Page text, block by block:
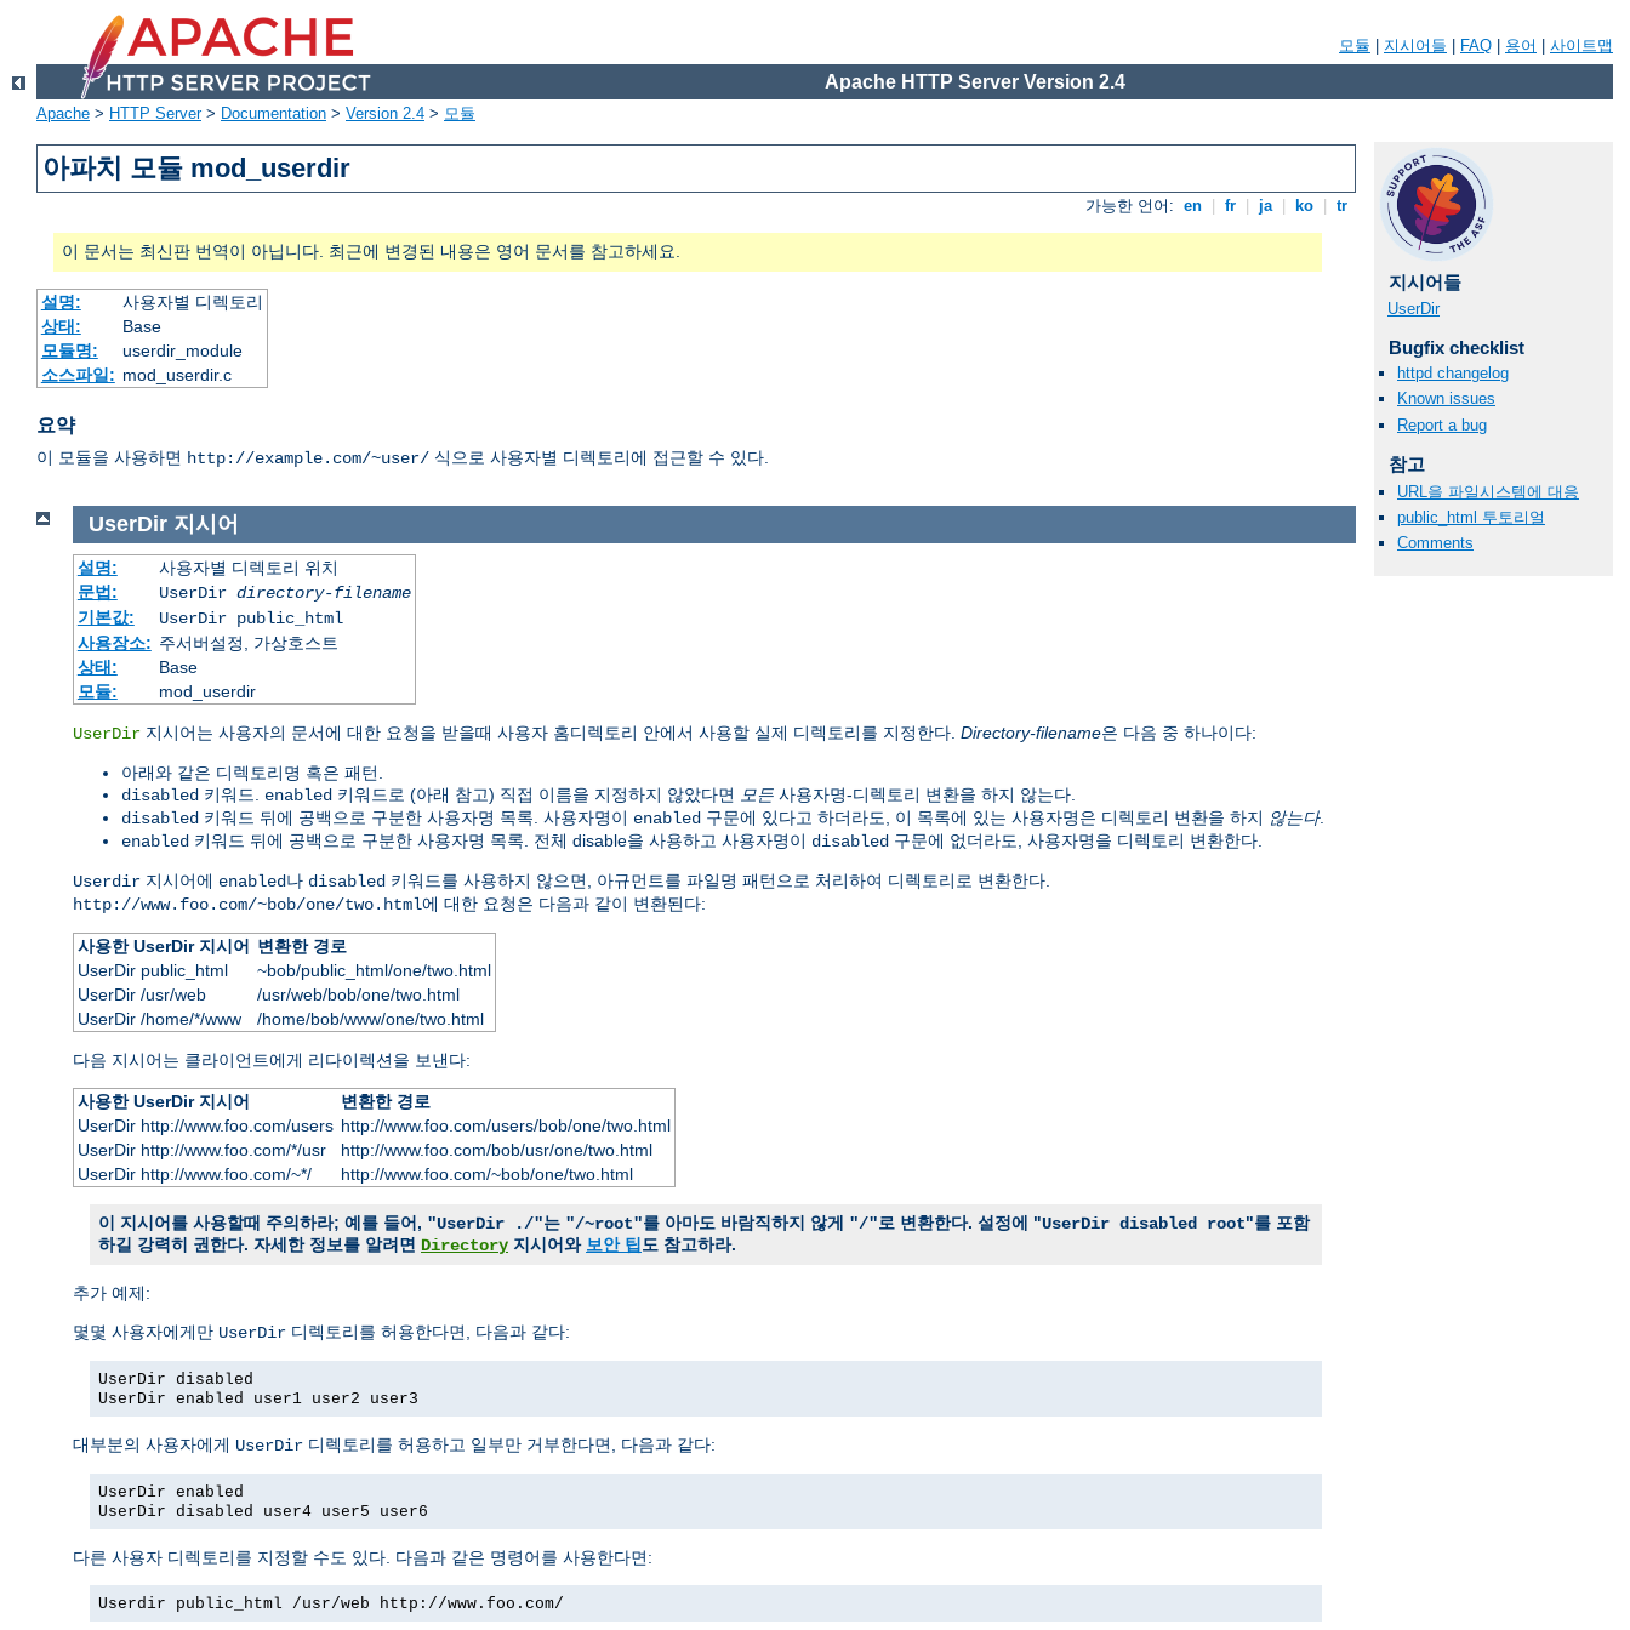
모듈 지시어들 FAQ 용어 사이트맵
Apache HTTP Server Version 2.4
Apache > HTTP Server> Documentation > Version 2.4 > 모듈
아파치 모듈 mod_userdir
가능한 언어: en fr ja ko tr
이 문서는 최신판 번역이 아닙니다. 최근에 변경된 내용은 영어 문서를 참고하세요.
설명:
사용자별 디렉토리
상태:
Base
모듈명:
userdir_module
소스파일: mod_userdir.c
요약
이 모듈을 사용하면 http://example.com/~user/ 식으로 사용자별 디렉토리에 접근할 수 있다.
지시어들
UserDir
Bugfix checklist
httpd changelog
Known issues
Report a bug
참고
URL을 파일시스템에 대응
public_html 투토리얼
Comments
UserDir 지시어
설명:
사용자별 디렉토리 위치
문법:
UserDir directory-filename
기본값:
UserDir public_html
사용장소: 주서버설정, 가상호스트
상태:
Base
모듈:
mod_userdir
UserDir 지시어는 사용자의 문서에 대한 요청을 받을때 사용자 홈디렉토리 안에서 사용할 실제 디렉토리를 지정한다. Directory-filename은 다음 중 하나이다:
아래와 같은 디렉토리명 혹은 패턴.
disabled 키워드. enabled 키워드로 (아래 참고) 직접 이름을 지정하지 않았다면 모든 사용자명-디렉토리 변환을 하지 않는다.
disabled 키워드 뒤에 공백으로 구분한 사용자명 목록. 사용자명이 enabled 구문에 있다고 하더라도, 이 목록에 있는 사용자명은 디렉토리 변환을 하지 않는다.
enabled 키워드 뒤에 공백으로 구분한 사용자명 목록. 전체 disable을 사용하고 사용자명이 disabled 구문에 없더라도, 사용자명을 디렉토리 변환한다.
Userdir 지시어에 enabled나 disabled 키워드를 사용하지 않으면, 아규먼트를 파일명 패턴으로 처리하여 디렉토리로 변환한다.
http://www.foo.com/~bob/one/two.html에 대한 요청은 다음과 같이 변환된다:
사용한 UserDir 지시어
변환한 경로
UserDir public_html
~bob/public_html/one/two.html
UserDir /usr/web
/usr/web/bob/one/two.html
UserDir /home/*/www
/home/bob/www/one/two.html
다음 지시어는 클라이언트에게 리다이렉션을 보낸다:
사용한 UserDir 지시어
변환한 경로
UserDir http://www.foo.com/users http://www.foo.com/users/bob/one/two.html
UserDir http://www.foo.com/*/usr
http://www.foo.com/bob/usr/one/two.html
UserDir http://www.foo.com/~*/
http://www.foo.com/~bob/one/two.html
이 지시어를 사용할때 주의하라; 예를 들어, "UserDir ./"는 "/~root"를 아마도 바람직하지 않게 "/"로 변환한다. 설정에 "UserDir disabled root"를 포함
하길 강력히 권한다. 자세한 정보를 알려면 Directory 지시어와 보안 팁 도 참고하라.
추가 예제:
몇몇 사용자에게만 UserDir 디렉토리를 허용한다면, 다음과 같다:
UserDir disabled
UserDir enabled user1 user2 user3
대부분의 사용자에게 UserDir 디렉토리를 허용하고 일부만 거부한다면, 다음과 같다:
UserDir enabled
UserDir disabled user4 user5 user6
다른 사용자 디렉토리를 지정할 수도 있다. 다음과 같은 명령어를 사용한다면:
Userdir public_html /usr/web http://www.foo.com/